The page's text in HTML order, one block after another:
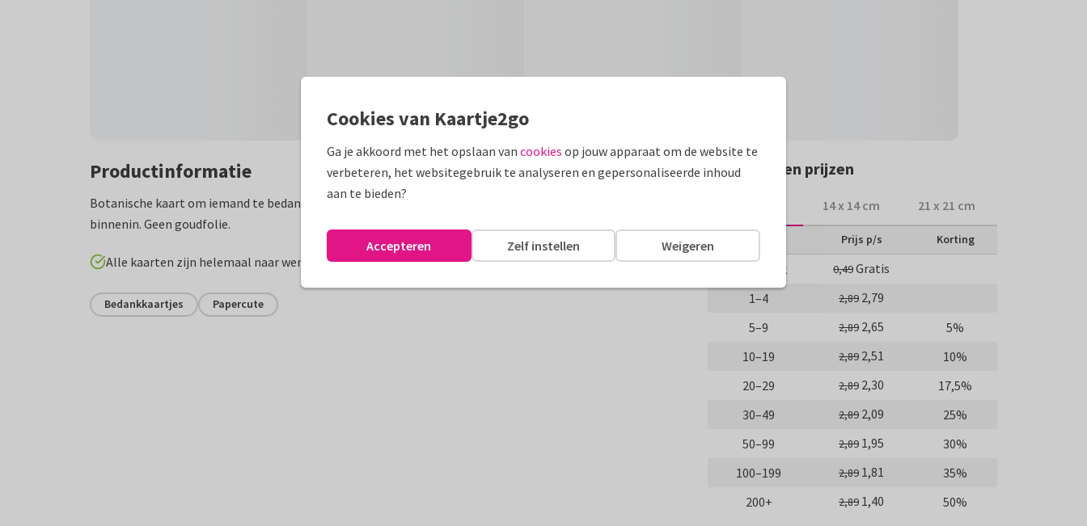
Productinformatie
Botanische kaart om iemand te bedanken. Plaats een mooie boodschap
binnenin. Geen goudfolie.
Alle kaarten zijn helemaal naar wens aan te passen
Bedankkaartjes Papercute
Formaten en prijzen
14 x 14 cm 21 x 21 cm
Prijs p/s Korting
Proefdruk 0,49Gratis
1–4
2,89 2,79
5–9
2,89 2,65
5%
10–19
2,89 2,51
10%
20–29
2,89 2,30
17,5%
30–49
2,89 2,09
25%
50–99
2,89 1,95
30%
100–199
2,89 1,81
35%
200+
2,89 1,40 50%
Cookies van Kaartje2go
Ga je akkoord met het opslaan van cookies op jouw apparaat om de website te
verbeteren, het websitegebruik te analyseren en gepersonaliseerde inhoud
aan te bieden?
Weigeren
Zelf instellen
Accepteren